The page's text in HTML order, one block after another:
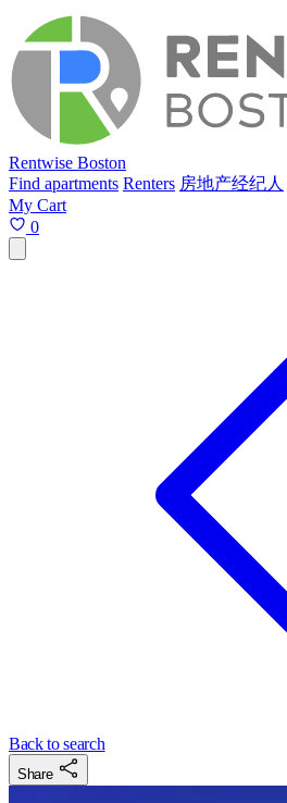
Rentwise Boston
Find apartments Renters 房地产经纪人
My Cart
0
Back to search
Share